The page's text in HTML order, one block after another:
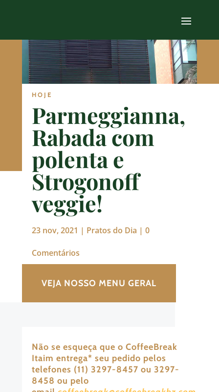
HOJE
Parmeggianna,
Rabada com
polenta e
Strogonoff
veggie!
23 nov, 2021 | Pratos do Dia | 0
Comentários
VEJA NOSSO MENU GERAL
Não se esqueça que o CoffeeBreak
Itaim entrega* seu pedido pelos
telefones (11) 3297-8457 ou 3297-
8458 ou pelo